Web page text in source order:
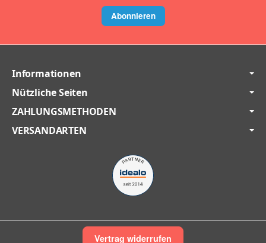
Abonnieren
Informationen
Nützliche Seiten
ZAHLUNGSMETHODEN
VERSANDARTEN
Vertrag widerrufen